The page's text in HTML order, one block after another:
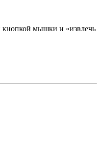
кнопкой мышки и «извлечь